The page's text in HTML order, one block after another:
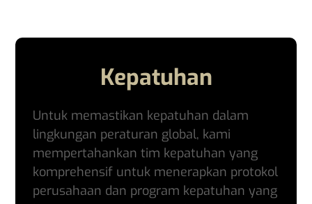
Kepatuhan
Untuk memastikan kepatuhan dalam
lingkungan peraturan global, kami
mempertahankan tim kepatuhan yang
komprehensif untuk menerapkan protokol
perusahaan dan program kepatuhan yang